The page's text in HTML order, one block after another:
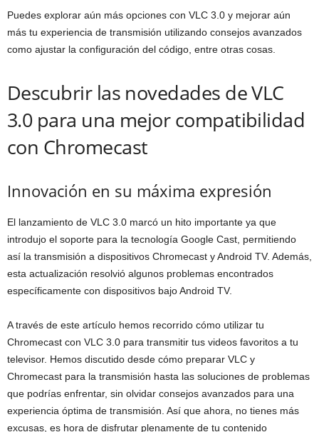
Puedes explorar aún más opciones con VLC 3.0 y mejorar aún
más tu experiencia de transmisión utilizando consejos avanzados
como ajustar la configuración del código, entre otras cosas.
Descubrir las novedades de VLC
3.0 para una mejor compatibilidad
con Chromecast
Innovación en su máxima expresión
El lanzamiento de VLC 3.0 marcó un hito importante ya que
introdujo el soporte para la tecnología Google Cast, permitiendo
así la transmisión a dispositivos Chromecast y Android TV. Además,
esta actualización resolvió algunos problemas encontrados
específicamente con dispositivos bajo Android TV.
A través de este artículo hemos recorrido cómo utilizar tu
Chromecast con VLC 3.0 para transmitir tus videos favoritos a tu
televisor. Hemos discutido desde cómo preparar VLC y
Chromecast para la transmisión hasta las soluciones de problemas
que podrías enfrentar, sin olvidar consejos avanzados para una
experiencia óptima de transmisión. Así que ahora, no tienes más
excusas, es hora de disfrutar plenamente de tu contenido